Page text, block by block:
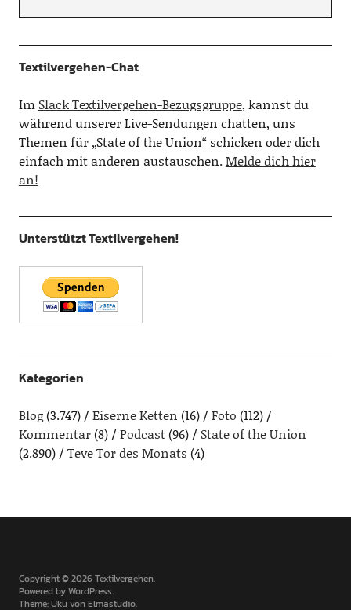
Textilvergehen-Chat
Im Slack Textilvergehen-Bezugsgruppe, kannst du
während unserer Live-Sendungen chatten, uns
Themen für „State of the Union“ schicken oder dich
einfach mit anderen austauschen.Melde dich hier
an!
Unterstützt Textilvergehen!
Kategorien
Blog(3.747) Eiserne Ketten (16) Foto (112)
Kommentar(8) Podcast(96)
State of the Union
(2.890)
Teve Tor des Monats (4)
Copyright © 2026 Textilvergehen
Powered byWordPress
Theme: Uku vonElmastudio